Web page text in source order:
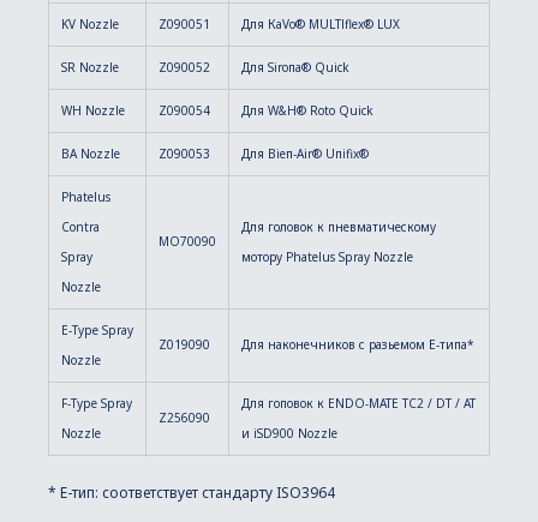
KV Nozzle Z090051 Для КаVо® MULТlflex® LUX
SR Nozzle Z090052 Для Siroпa® Quick
WH Nozzle Z090054 Для W&H® Roto Quick
BA Nozzle Z090053 Для Bieп-Air® Uпifix®
Phatelus
Contra
Spray
Nozzle
MO70090
Для головок к пневматическому
мотору Phatelus Spray Nozzle
E-Type Spray
Nozzle
Z019090 Для наконечников с разьемом Е-типа*
F-Type Spray
Nozzle
Z256090
Для гоповок к ENDO-MATE TC2 / DT / AT
и iSD900 Nozzle
* Е-тип: соответствует стандарту ISO3964